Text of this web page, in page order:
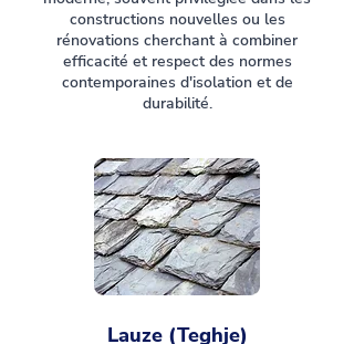
constructions nouvelles ou les
rénovations cherchant à combiner
efficacité et respect des normes
contemporaines d'isolation et de
durabilité.
Lauze (Teghje)